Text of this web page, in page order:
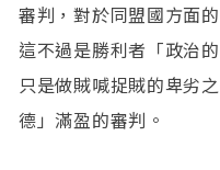
審判，對於同盟國方面
這不過是勝利者「政治
只是做賊喊捉賊的卑劣
德」滿盈的審判。